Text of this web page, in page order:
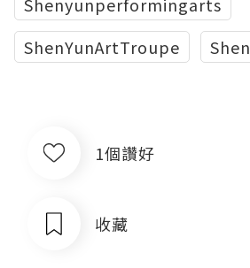
Shenyunperformingarts
ShenYunArtTroupe
Shen
1個讚好
收藏